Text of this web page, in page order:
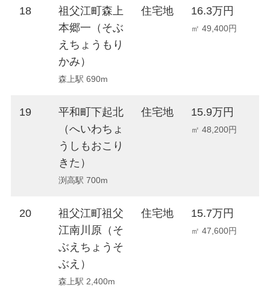
18
祖父江町森上
本郷一（そぶ
えちょうもり
かみ）
森上駅 690m
住宅地 16.3万円
㎡ 49,400円
19
平和町下起北
（へいわちょ
うしもおこり
きた）
渕高駅 700m
住宅地 15.9万円
㎡ 48,200円
20
祖父江町祖父
江南川原（そ
ぶえちょうそ
ぶえ）
森上駅 2,400m
住宅地 15.7万円
㎡ 47,600円